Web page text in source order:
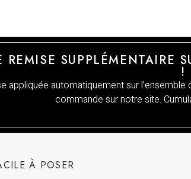
REMISE SUPPLÉMENTAIRE
!
appliquée automatiquement sur
commande sur notre site.
À POSER